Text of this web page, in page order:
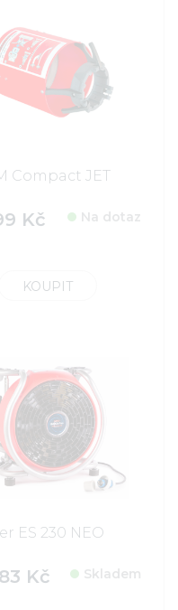
Compact JET
Kč Na dotaz
KOUPIT
ES 230 NEO
Kč Skladem